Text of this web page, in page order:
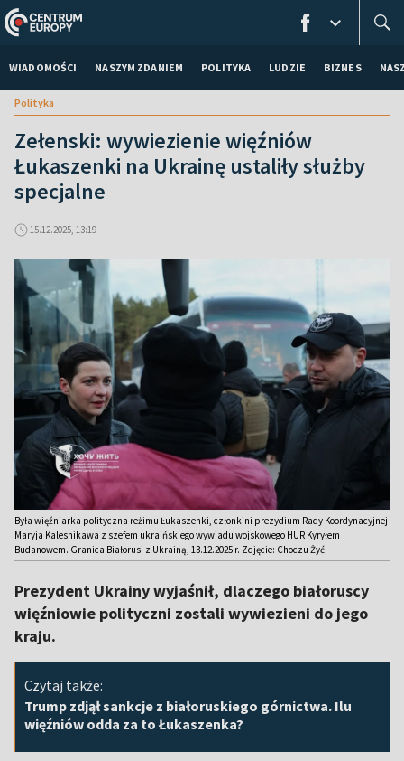
WIADOMOŚCI NASZYM ZDANIEM POLITYKA LUDZIE BIZNES
Polityka
Zełenski: wywiezienie więźniów
Łukaszenki na Ukrainę ustaliły służby
specjalne
15.12.2025, 13:19
Była więźniarka polityczna reżimu Łukaszenki, członkini prezydium Rady Koordynacyjnej
Maryja Kalesnikawa z szefem ukraińskiego wywiadu wojskowego HUR Kyryłem
Budanowem. Granica Białorusi z Ukrainą, 13.12.2025 r. Zdjęcie: Choczu Żyć
Prezydent Ukrainy wyjaśnił, dlaczego białoruscy
więźniowie polityczni zostali wywiezieni do jego
kraju.
Czytaj także:
Trump zdjął sankcje z białoruskiego górnictwa. Ilu
więźniów odda za to Łukaszenka?